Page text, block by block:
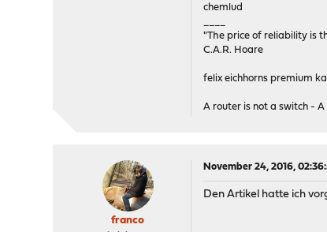
chemlud
"The price of reliability is
C.A.R. Hoare
felix eichhorns premium
A router is not a switch -
franco
November 24, 2016,
Den Artikel hatte ich